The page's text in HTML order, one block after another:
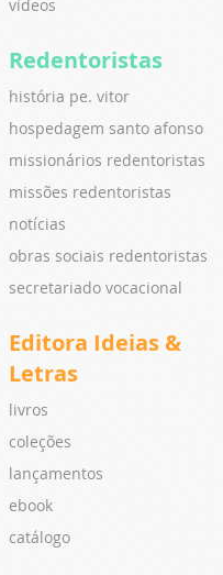
vídeos
Redentoristas
história pe. vitor
hospedagem santo afonso
missionários redentoristas
missões redentoristas
notícias
obras sociais redentoristas
secretariado vocacional
Editora Ideias &
Letras
livros
coleções
lançamentos
ebook
catálogo